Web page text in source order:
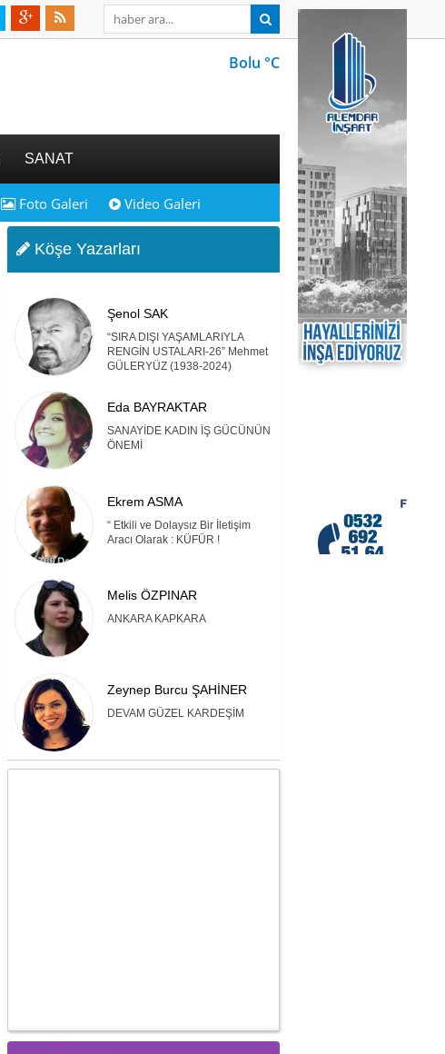
Bolu °C
SANAT
Foto Galeri Video Galeri
Köşe Yazarları
Şenol SAK
“SIRA DIŞI YAŞAMLARIYLA
RENGİN USTALARI-26” Mehmet
GÜLERYÜZ (1938-2024)
Eda BAYRAKTAR
SANAYİDE KADIN İŞ GÜCÜNÜN
ÖNEMİ
Ekrem ASMA
“ Etkili ve Dolaysız Bir İletişim
Aracı Olarak : KÜFÜR !
Melis ÖZPINAR
ANKARA KAPKARA
Zeynep Burcu ŞAHİNER
DEVAM GÜZEL KARDEŞİM